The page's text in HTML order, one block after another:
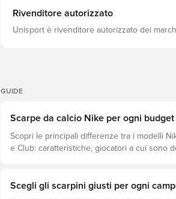
Rivenditore autorizzato
Unisport è rivenditore autorizzato dei
GUIDE
Scarpe da calcio Nike per ogni budget
Scopri le principali differenze tra i modelli
e Club: caratteristiche, giocatori a cui sono
Scegli gli scarpini giusti per ogni